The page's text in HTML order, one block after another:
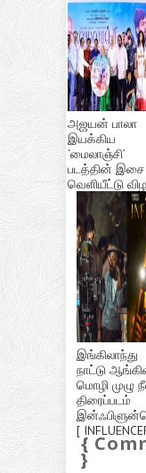
அஜயன் பாலா
இயக்கிய
‘மைலாஞ்சி’
படத்தின் இசை
வெளியீட்டு
இங்கிலாந்து
நாட்டு
மொழி முழு
திரைப்படம்
[
{
}